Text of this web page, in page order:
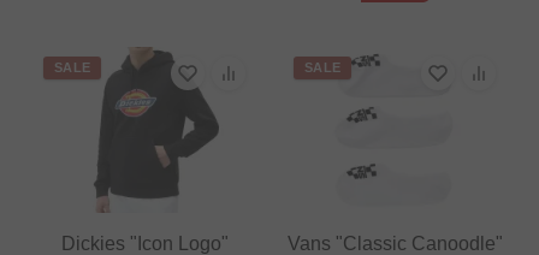
SALE
Dickies "Icon Logo"
SALE
Vans "Classic Canoodle"